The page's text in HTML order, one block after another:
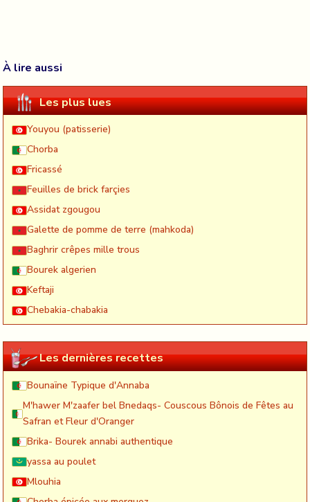
À lire aussi
Les plus lues
Youyou (patisserie)
Chorba
Fricassé
Feuilles de brick farçies
Assidat zgougou
Galette de pomme de terre (mahkoda)
Baghrir crêpes mille trous
Bourek algerien
Keftaji
Chebakia-chabakia
Les dernières recettes
Bounaïne Typique d'Annaba
M'hawer M'zaafer bel Bnedaqs- Couscous Bônois de Fêtes au
Safran et Fleur d'Oranger
Brika- Bourek annabi authentique
yassa au poulet
Mlouhia